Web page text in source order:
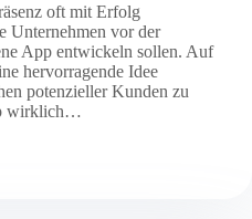
oft mit Erfolg
Unternehmen vor der
App entwickeln sollen. Auf
hervorragende Idee
potenzieller Kunden zu
wirklich…